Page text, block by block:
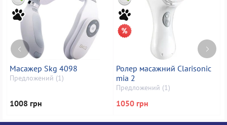
Масажер Skg 4098
Предложений (1)
1008 грн
Ролер масажний Clarisonic
mia 2
Предложений (1)
1050 грн